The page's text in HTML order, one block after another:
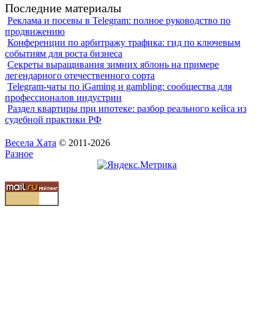
Последние материалы
Реклама и посевы в Telegram: полное руководство по
продвижению
Конференции по арбитражу трафика: гид по ключевым
событиям для роста бизнеса
Секреты выращивания зимних яблонь на примере
легендарного отечественного сорта
Telegram-чаты по iGaming и gambling: сообщества для
профессионалов индустрии
Раздел квартиры при ипотеке: разбор реального кейса из
судебной практики РФ
Весела Хата © 2011-2026
Разное